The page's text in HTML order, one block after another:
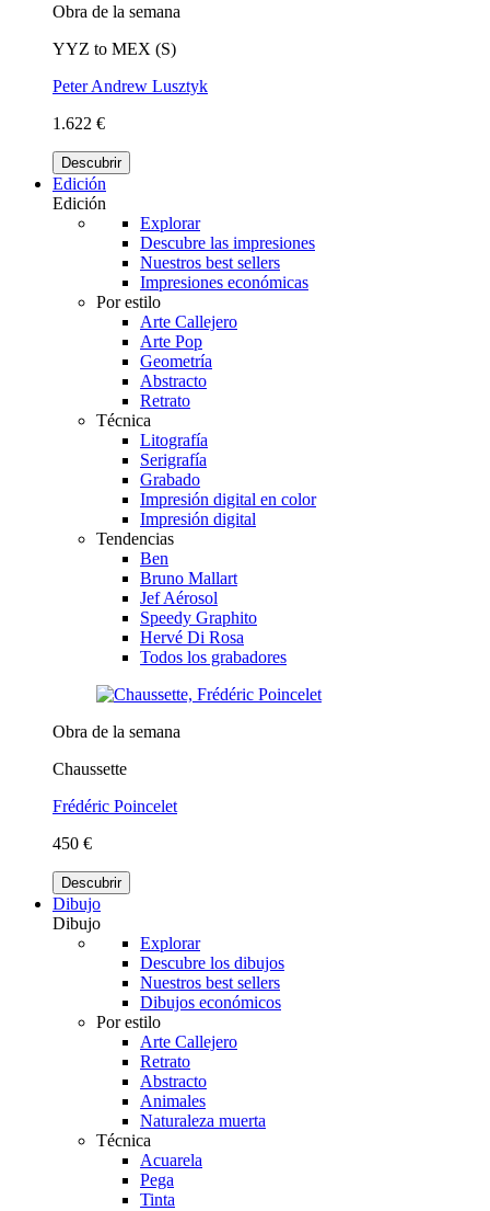
Obra de la semana
YYZ to MEX (S)
Peter Andrew Lusztyk
1.622 €
Descubrir
Edición
Edición
Explorar
Descubre las impresiones
Nuestros best sellers
Impresiones económicas
Por estilo
Arte Callejero
Arte Pop
Geometría
Abstracto
Retrato
Técnica
Litografía
Serigrafía
Grabado
Impresión digital en color
Impresión digital
Tendencias
Ben
Bruno Mallart
Jef Aérosol
Speedy Graphito
Hervé Di Rosa
Todos los grabadores
Obra de la semana
Chaussette
Frédéric Poincelet
450 €
Descubrir
Dibujo
Dibujo
Explorar
Descubre los dibujos
Nuestros best sellers
Dibujos económicos
Por estilo
Arte Callejero
Retrato
Abstracto
Animales
Naturaleza muerta
Técnica
Acuarela
Pega
Tinta